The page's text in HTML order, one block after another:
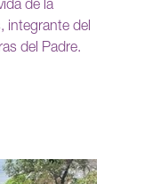
de la
integrante del
del Padre.